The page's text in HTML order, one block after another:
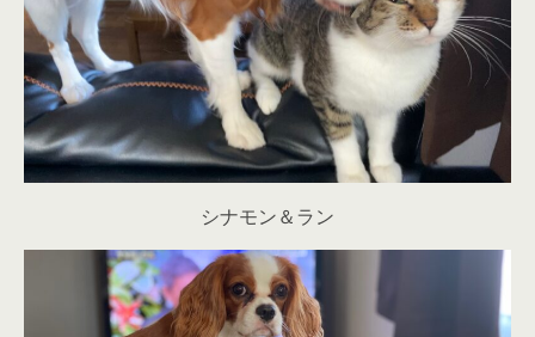
シナモン＆ラン